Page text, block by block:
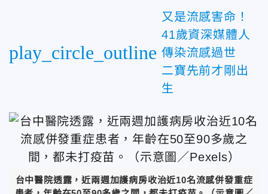
play_circle_outline
又是流感害命！
41歲資深媒體人
傳染流感過世
二寶先前才剛出
生
台中醫院透露，近兩週加護病房收治近10名流感併發重症